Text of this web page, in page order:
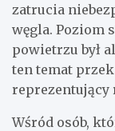
zatrucia
węgla. Poziom
powietrzu był
ten temat
reprezentujący
Wśród osób,